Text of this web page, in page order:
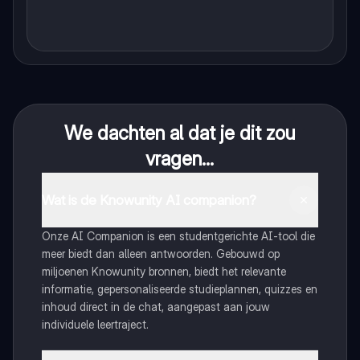
We dachten al dat je dit zou
vragen...
Onze AI Companion is een studentgerichte AI-tool die
meer biedt dan alleen antwoorden. Gebouwd op
miljoenen Knowunity bronnen, biedt het relevante
informatie, gepersonaliseerde studieplannen, quizzes en
inhoud direct in de chat, aangepast aan jouw
individuele leertraject.